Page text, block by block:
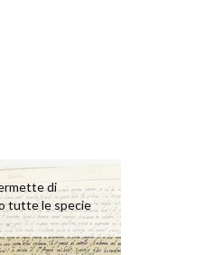
di
tutte le specie